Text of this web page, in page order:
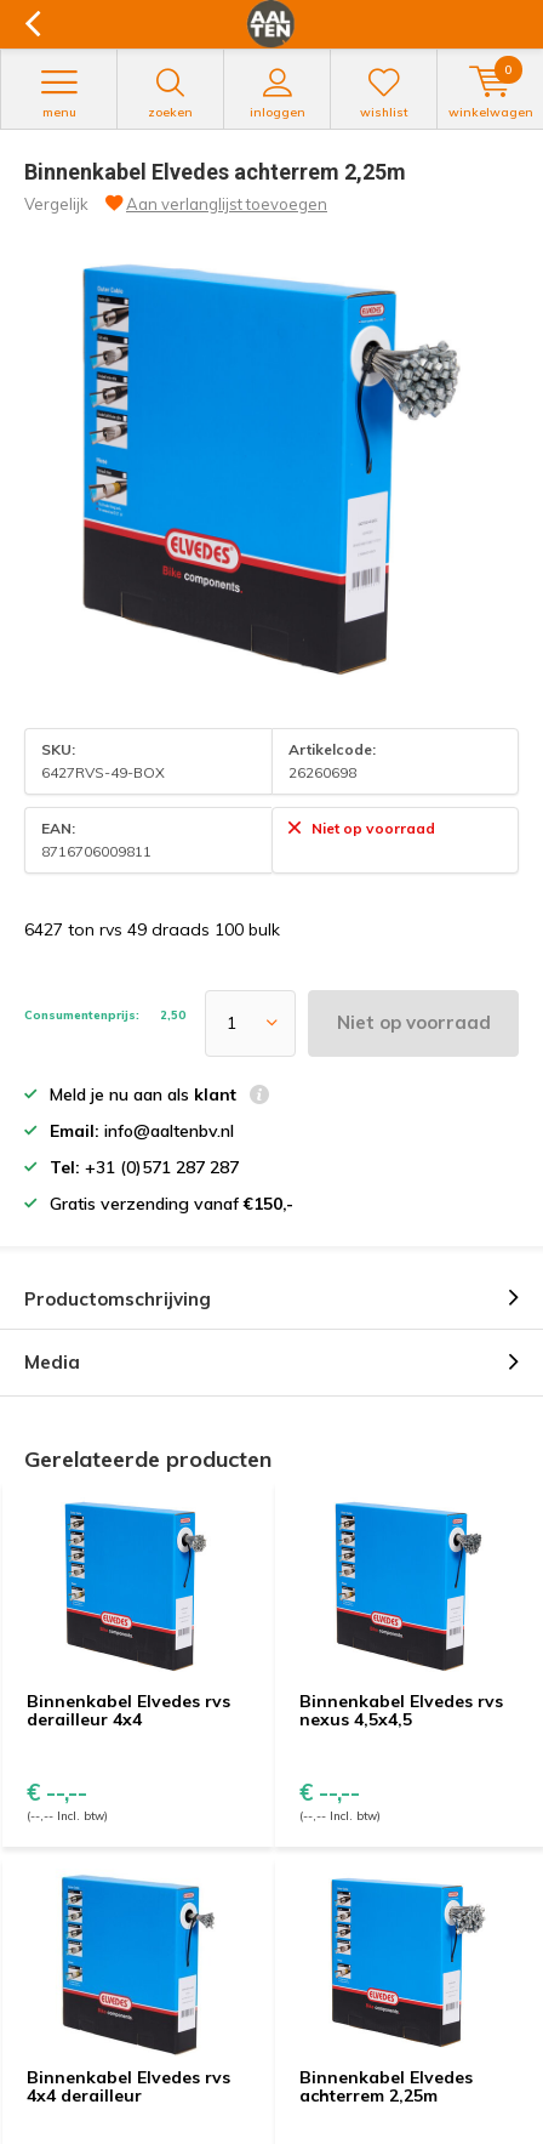
zoeken inloggen
menu wishlist winkelwagen
0
Binnenkabel Elvedes achterrem 2,25m
Vergelijk Aan verlanglijst toevoegen
SKU:
6427RVS-49-BOX
Artikelcode:
26260698
EAN:
8716706009811
Niet op voorraad
6427 ton rvs 49 draads 100 bulk
Consumentenprijs: 2,50 Niet op voorraad
Meld je nu aan als klant
Email: info@aaltenbv.nl
Tel: +31 (0)571 287 287
Gratis verzending vanaf€150,-
Productomschrijving
Media
Gerelateerde producten
Binnenkabel Elvedes rvs
derailleur 4x4
€ --,--
(--,-- Incl. btw)
Binnenkabel Elvedes rvs
nexus 4,5x4,5
€ --,--
(--,-- Incl. btw)
Binnenkabel Elvedes rvs
4x4 derailleur
Binnenkabel Elvedes
achterrem 2,25m